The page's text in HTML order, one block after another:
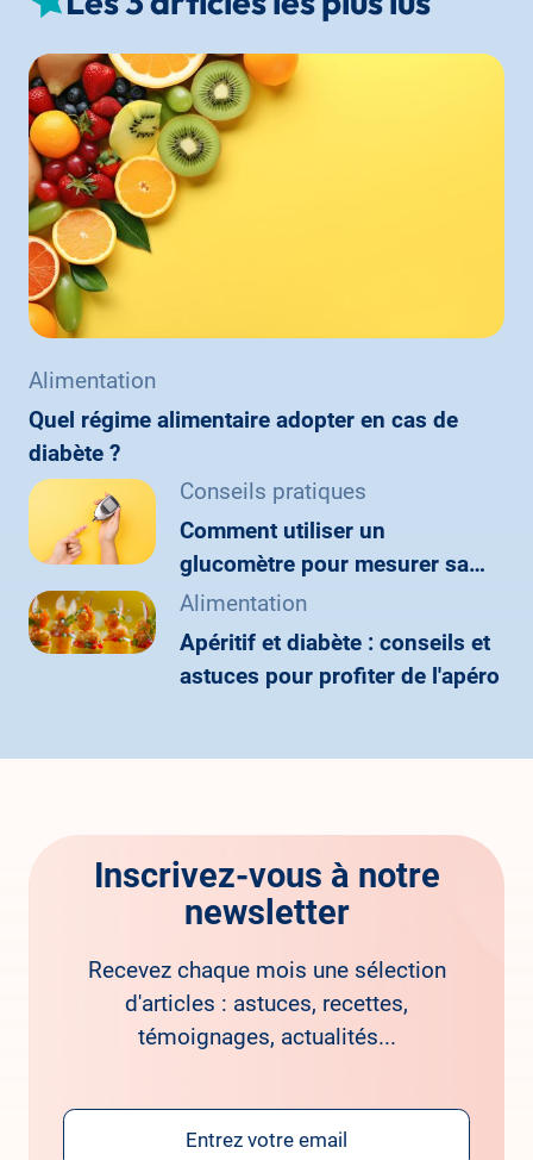
Alimentation
Quel régime alimentaire adopter en cas de
diabète ?
Conseils pratiques
Comment utiliser un
glucomètre pour mesurer sa
glycémie ?
Alimentation
Apéritif et diabète : conseils et
astuces pour profiter de l'apéro
Inscrivez-vous à notre
newsletter
Recevez chaque mois une sélection
d'articles : astuces, recettes,
témoignages, actualités...
Email